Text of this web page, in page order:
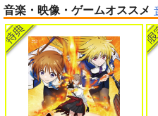
作って食べよう陸軍
飯-野外炊事・携行食
編-
シオサイ。
1,100円（税込）
ミリタリー
サンプル
ボクの理想の異世界生活 転生したら
ケモ耳娘だらけの世界でハーレムに
3
音楽・映像・ゲームオススメ